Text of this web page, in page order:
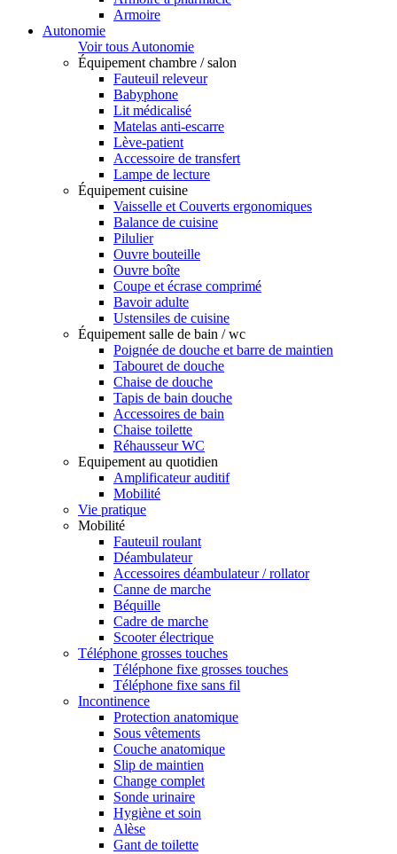
Armoire
Autonomie
Voir tous Autonomie
Équipement chambre / salon
Fauteuil releveur
Babyphone
Lit médicalisé
Matelas anti-escarre
Lève-patient
Accessoire de transfert
Lampe de lecture
Équipement cuisine
Vaisselle et Couverts ergonomiques
Balance de cuisine
Pilulier
Ouvre bouteille
Ouvre boîte
Coupe et écrase comprimé
Bavoir adulte
Ustensiles de cuisine
Équipement salle de bain / wc
Poignée de douche et barre de maintien
Tabouret de douche
Chaise de douche
Tapis de bain douche
Accessoires de bain
Chaise toilette
Réhausseur WC
Equipement au quotidien
Amplificateur auditif
Mobilité
Vie pratique
Mobilité
Fauteuil roulant
Déambulateur
Accessoires déambulateur / rollator
Canne de marche
Béquille
Cadre de marche
Scooter électrique
Téléphone grosses touches
Téléphone fixe grosses touches
Téléphone fixe sans fil
Incontinence
Protection anatomique
Sous vêtements
Couche anatomique
Slip de maintien
Change complet
Sonde urinaire
Hygiène et soin
Alèse
Gant de toilette